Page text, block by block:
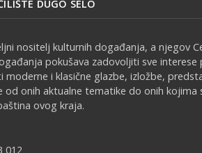
DUGO SELO
nositelj kulturnih događanja, a njegov
pokušava zadovoljiti sve interese
moderne i klasične glazbe, izložbe,
od onih aktualne tematike do onih kojima
ovog kraja.
012